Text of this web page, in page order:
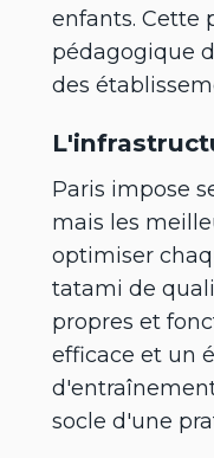
enfants. Cette
pédagogique
des
Paris impose
mais les
optimiser
tatami de
propres et
efficace et un
socle d'une